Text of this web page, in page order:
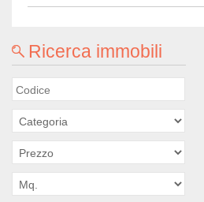
Ricerca immobili